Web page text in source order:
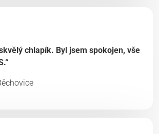
chlapík. Byl jsem spokojen, vše